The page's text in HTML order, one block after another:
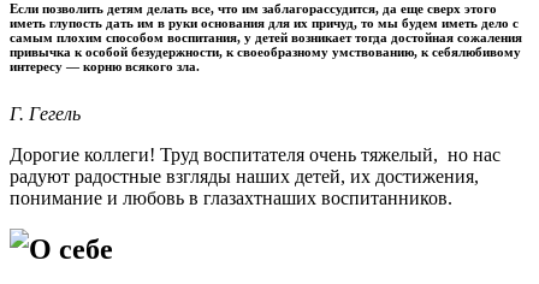
Если позволить детям делать все, что им заблагорас­судится, да еще сверх этого
иметь глупость дать им в руки основания для их причуд, то мы будем иметь дело с
самым плохим способом воспитания, у детей возникает тогда достойная сожаления
привычка к особой безу­держности, к своеобразному умствованию, к себялюби­вому
интересу — корню всякого зла.
Г. Гегель
Дорогие коллеги! Труд воспитателя очень тяжелый, но нас
радуют радостные взгляды наших детей, их достижения,
понимание и любовь в глазахтнаших воспитанников.
О себе